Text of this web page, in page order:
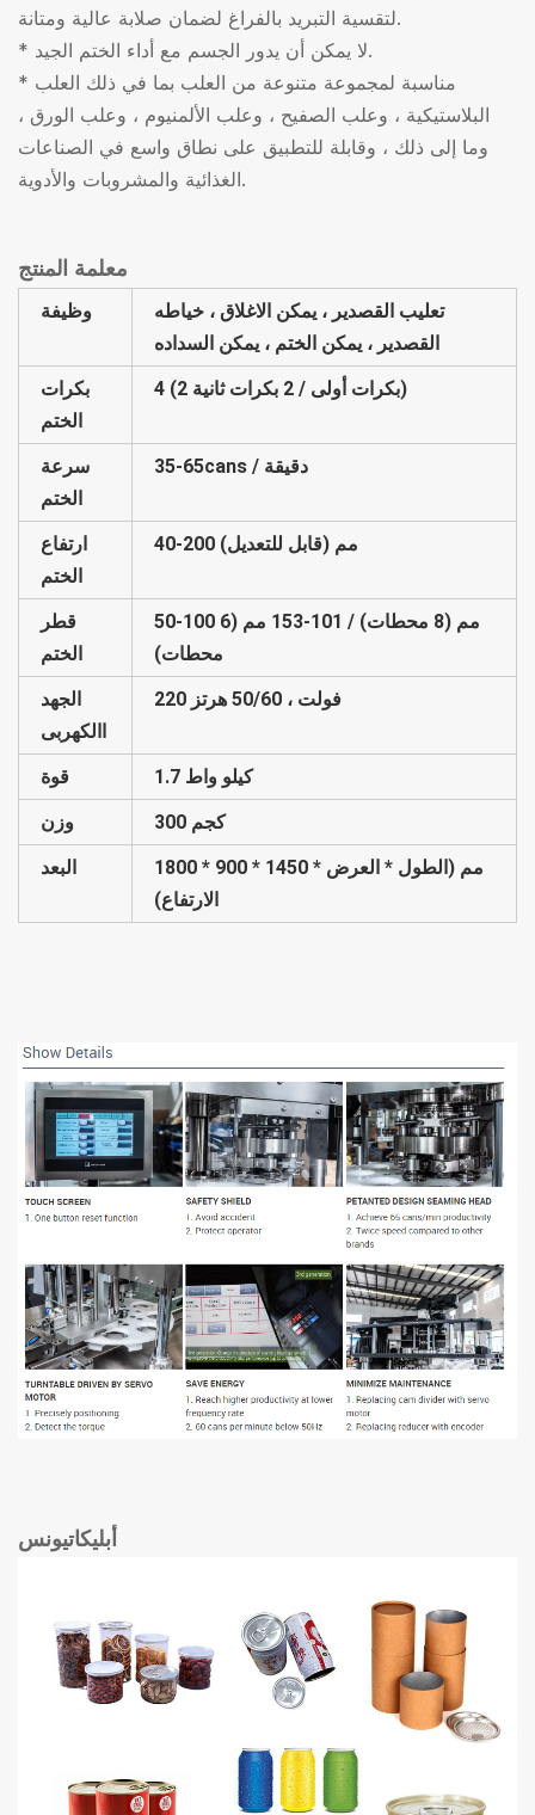
لتقسية التبريد بالفراغ لضمان صلابة عالية ومتانة.
* لا يمكن أن يدور الجسم مع أداء الختم الجيد.
* مناسبة لمجموعة متنوعة من العلب بما في ذلك العلب
البلاستيكية ، وعلب الصفيح ، وعلب الألمنيوم ، وعلب الورق ،
وما إلى ذلك ، وقابلة للتطبيق على نطاق واسع في الصناعات
الغذائية والمشروبات والأدوية.
معلمة المنتج
وظيفة
تعليب القصدير ، يمكن الاغلاق ، خياطه
القصدير ، يمكن الختم ، يمكن السداده
بكرات
الختم
4 (2 بكرات أولى / 2 بكرات ثانية)
سرعة
الختم
35-65cans / دقيقة
ارتفاع
الختم
40-200 مم (قابل للتعديل)
قطر
الختم
50-100 مم (8 محطات) / 101-153 مم (6
محطات)
الجهد
االكهربى
220 فولت ، 50/60 هرتز
قوة
1.7 كيلو واط
وزن
300 كجم
البعد
1800 * 900 * 1450 مم (الطول * العرض *
الارتفاع)
أبليكاتيونس